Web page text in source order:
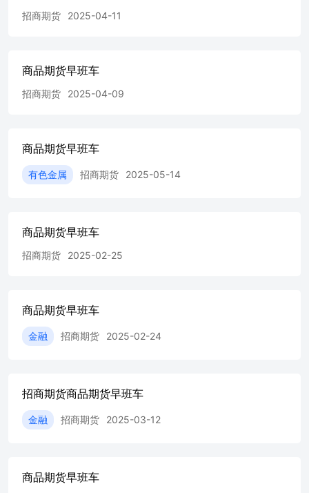
用本报告及其内容所引发的任何直接或间接损失负任何责
招商期货 2025-04-11
商品期货早班车
招商期货 2025-04-09
商品期货早班车
有色金属 招商期货 2025-05-14
商品期货早班车
招商期货 2025-02-25
商品期货早班车
金融 招商期货 2025-02-24
招商期货商品期货早班车
金融 招商期货 2025-03-12
商品期货早班车